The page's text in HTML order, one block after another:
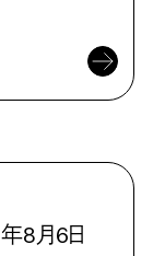
年8月6日